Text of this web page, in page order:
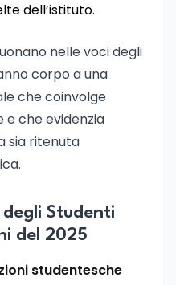
dell’istituto.
nelle voci degli
corpo a una
che coinvolge
e che evidenzia
sia ritenuta
degli Studenti
del 2025
studentesche